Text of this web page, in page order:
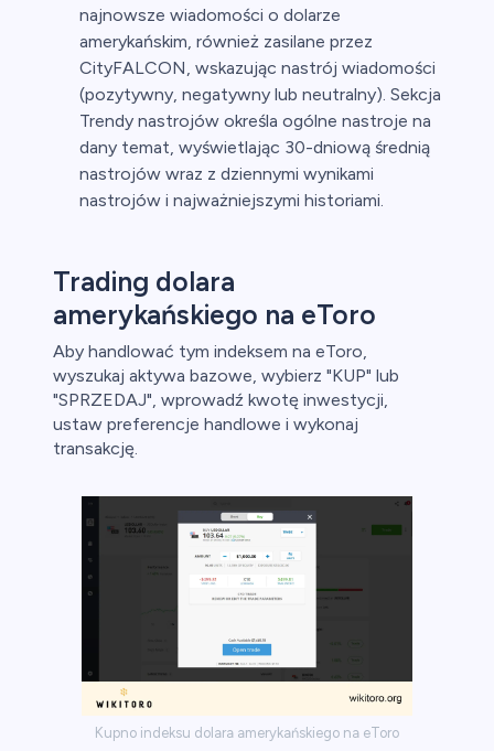
najnowsze wiadomości o dolarze
amerykańskim, również zasilane przez
CityFALCON, wskazując nastrój wiadomości
(pozytywny, negatywny lub neutralny). Sekcja
Trendy nastrojów określa ogólne nastroje na
dany temat, wyświetlając 30-dniową średnią
nastrojów wraz z dziennymi wynikami
nastrojów i najważniejszymi historiami.
Trading dolara
amerykańskiego na eToro
Aby handlować tym indeksem na eToro,
wyszukaj aktywa bazowe, wybierz "KUP" lub
"SPRZEDAJ", wprowadź kwotę inwestycji,
ustaw preferencje handlowe i wykonaj
transakcję.
Kupno indeksu dolara amerykańskiego na eToro